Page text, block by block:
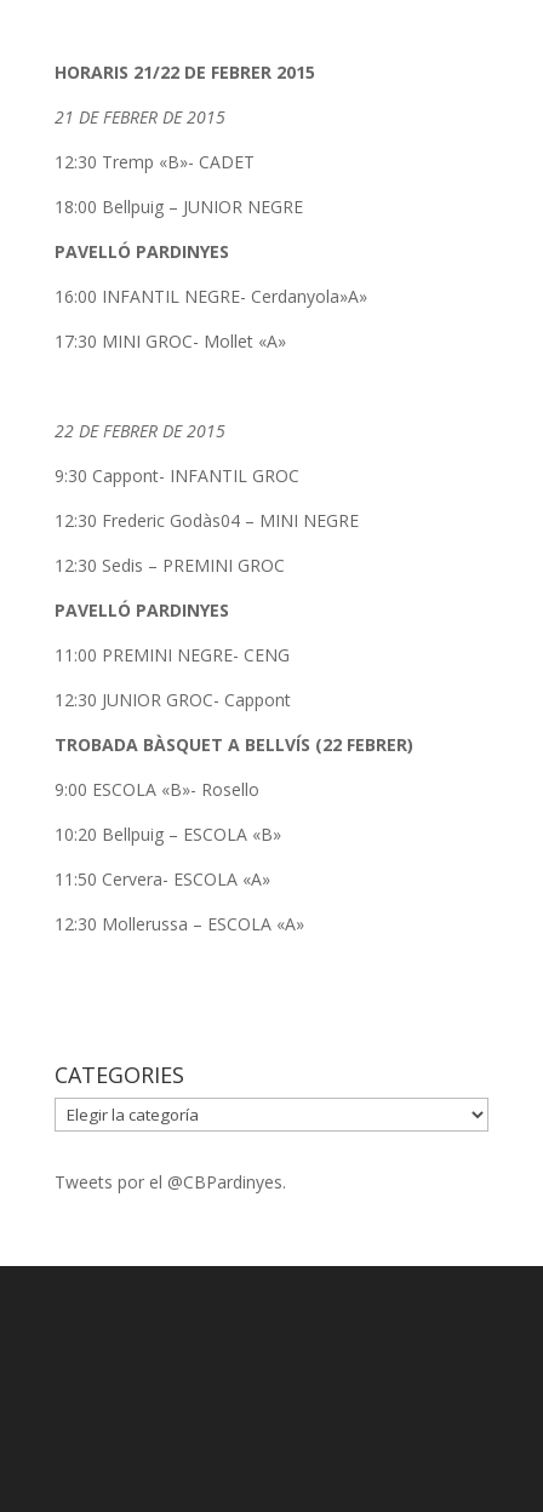
HORARIS 21/22 DE FEBRER 2015
21 DE FEBRER DE 2015
12:30 Tremp «B»- CADET
18:00 Bellpuig – JUNIOR NEGRE
PAVELLÓ PARDINYES
16:00 INFANTIL NEGRE- Cerdanyola»A»
17:30 MINI GROC- Mollet «A»
22 DE FEBRER DE 2015
9:30 Cappont- INFANTIL GROC
12:30 Frederic Godàs04 – MINI NEGRE
12:30 Sedis – PREMINI GROC
PAVELLÓ PARDINYES
11:00 PREMINI NEGRE- CENG
12:30 JUNIOR GROC- Cappont
TROBADA BÀSQUET A BELLVÍS (22 FEBRER)
9:00 ESCOLA «B»- Rosello
10:20 Bellpuig – ESCOLA «B»
11:50 Cervera- ESCOLA «A»
12:30 Mollerussa – ESCOLA «A»
CATEGORIES
CATEGORIES
Tweets por el @CBPardinyes.